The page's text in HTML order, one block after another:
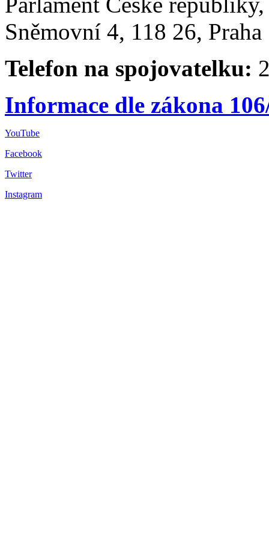
Sněmovní 4, 118 26,
Telefon na spojovatelku:
Informace dle zákona
YouTube
Facebook
Twitter
Instagram